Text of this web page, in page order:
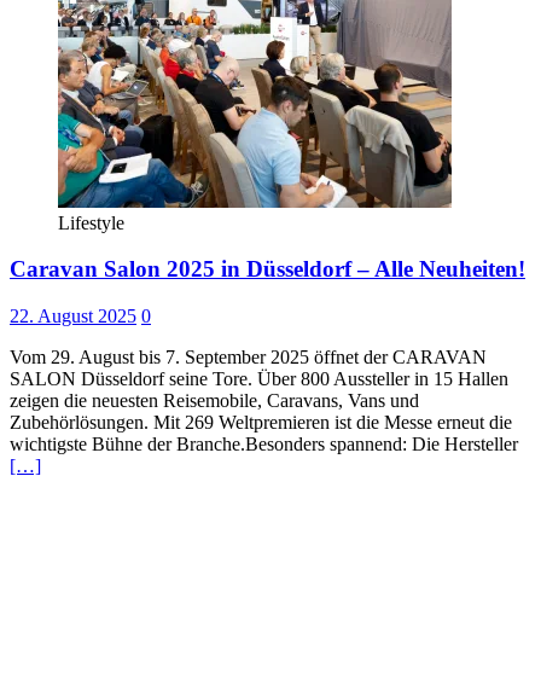
Lifestyle
Caravan Salon 2025 in Düsseldorf – Alle Neuheiten!
22. August 2025 0
Vom 29. August bis 7. September 2025 öffnet der CARAVAN
SALON Düsseldorf seine Tore. Über 800 Aussteller in 15 Hallen
zeigen die neuesten Reisemobile, Caravans, Vans und
Zubehörlösungen. Mit 269 Weltpremieren ist die Messe erneut die
wichtigste Bühne der Branche.Besonders spannend: Die Hersteller
[…]